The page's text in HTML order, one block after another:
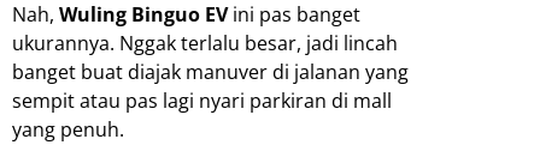
Nah, Wuling Binguo EVini pas banget
ukurannya. Nggak terlalu besar, jadi lincah
banget buat diajak manuver di jalanan yang
sempit atau pas lagi nyari parkiran di mall
yang penuh.